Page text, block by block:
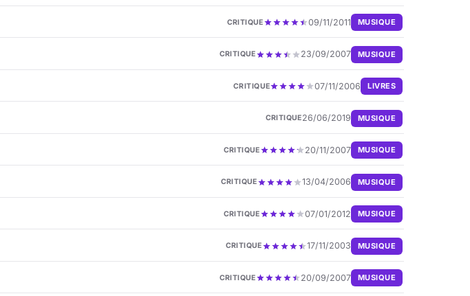
CRITIQUE 09/11/2011 MUSIQUE
CRITIQUE 23/09/2007 MUSIQUE
CRITIQUE 07/11/2006 LIVRES
CRITIQUE26/06/2019 MUSIQUE
CRITIQUE 20/11/2007 MUSIQUE
CRITIQUE 13/04/2006 MUSIQUE
CRITIQUE 07/01/2012 MUSIQUE
CRITIQUE 17/11/2003 MUSIQUE
CRITIQUE 20/09/2007 MUSIQUE